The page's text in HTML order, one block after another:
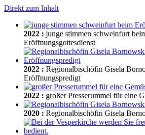
Direkt zum Inhalt
2022 : junge stimmen schweinfurt
Eröffnungsgottesdienst
2022 : Regionalbischöfin Gisela
Eröffnungspredigt
2022 : großer Presserummel für eine
2020 : Regionalbischöfin Gisela